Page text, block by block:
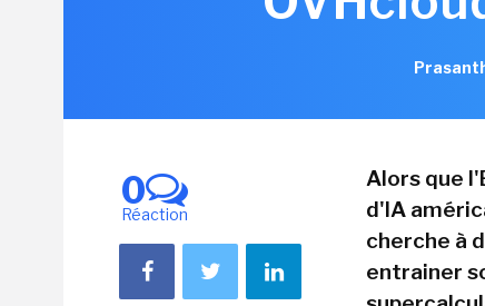
0
Réaction
Alors que
d'IA
cherche à
entrainer